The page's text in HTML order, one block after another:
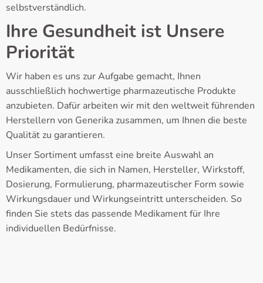
selbstverständlich.
Ihre Gesundheit ist Unsere
Priorität
Wir haben es uns zur Aufgabe gemacht, Ihnen
ausschließlich hochwertige pharmazeutische Produkte
anzubieten. Dafür arbeiten wir mit den weltweit führenden
Herstellern von Generika zusammen, um Ihnen die beste
Qualität zu garantieren.
Unser Sortiment umfasst eine breite Auswahl an
Medikamenten, die sich in Namen, Hersteller, Wirkstoff,
Dosierung, Formulierung, pharmazeutischer Form sowie
Wirkungsdauer und Wirkungseintritt unterscheiden. So
finden Sie stets das passende Medikament für Ihre
individuellen Bedürfnisse.